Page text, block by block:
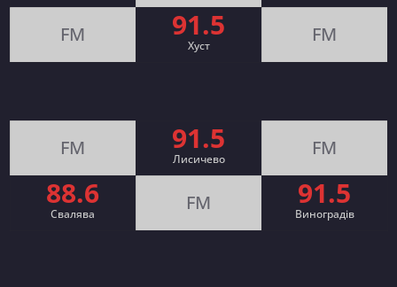
FM 91.5
Хуст FM
FM 91.5
Лисичево FM
88.6
Свалява FM 91.5
Виноградів